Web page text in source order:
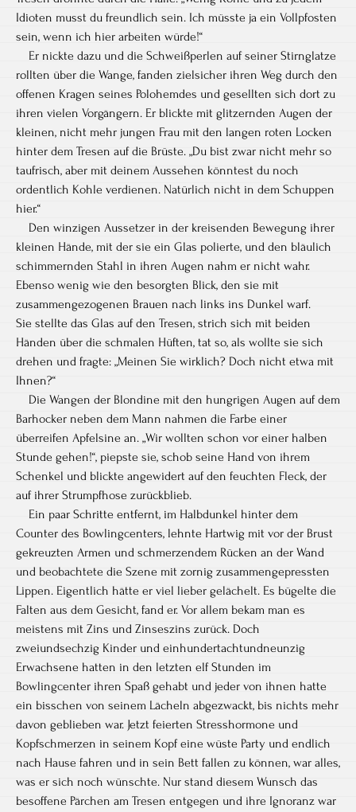
Idioten musst du freundlich sein. Ich müsste ja ein Vollpfosten
sein, wenn ich hier arbeiten würde!“
Er nickte dazu und die Schweißperlen auf seiner Stirnglatze
rollten über die Wange, fanden zielsicher ihren Weg durch den
offenen Kragen seines Polohemdes und gesellten sich dort zu
ihren vielen Vorgängern. Er blickte mit glitzernden Augen der
kleinen, nicht mehr jungen Frau mit den langen roten Locken
hinter dem Tresen auf die Brüste. „Du bist zwar nicht mehr so
taufrisch, aber mit deinem Aussehen könntest du noch
ordentlich Kohle verdienen. Natürlich nicht in dem Schuppen
hier.“
Den winzigen Aussetzer in der kreisenden Bewegung ihrer
kleinen Hände, mit der sie ein Glas polierte, und den bläulich
schimmernden Stahl in ihren Augen nahm er nicht wahr.
Ebenso wenig wie den besorgten Blick, den sie mit
zusammengezogenen Brauen nach links ins Dunkel warf.
Sie stellte das Glas auf den Tresen, strich sich mit beiden
Händen über die schmalen Hüften, tat so, als wollte sie sich
drehen und fragte: „Meinen Sie wirklich? Doch nicht etwa mit
Ihnen?“
Die Wangen der Blondine mit den hungrigen Augen auf dem
Barhocker neben dem Mann nahmen die Farbe einer
überreifen Apfelsine an. „Wir wollten schon vor einer halben
Stunde gehen!“, piepste sie, schob seine Hand von ihrem
Schenkel und blickte angewidert auf den feuchten Fleck, der
auf ihrer Strumpfhose zurückblieb.
Ein paar Schritte entfernt, im Halbdunkel hinter dem
Counter des Bowlingcenters, lehnte Hartwig mit vor der Brust
gekreuzten Armen und schmerzendem Rücken an der Wand
und beobachtete die Szene mit zornig zusammengepressten
Lippen. Eigentlich hätte er viel lieber gelächelt. Es bügelte die
Falten aus dem Gesicht, fand er. Vor allem bekam man es
meistens mit Zins und Zinseszins zurück. Doch
zweiundsechzig Kinder und einhundertachtundneunzig
Erwachsene hatten in den letzten elf Stunden im
Bowlingcenter ihren Spaß gehabt und jeder von ihnen hatte
ein bisschen von seinem Lächeln abgezwackt, bis nichts mehr
davon geblieben war. Jetzt feierten Stresshormone und
Kopfschmerzen in seinem Kopf eine wüste Party und endlich
nach Hause fahren und in sein Bett fallen zu können, war alles,
was er sich noch wünschte. Nur stand diesem Wunsch das
besoffene Pärchen am Tresen entgegen und ihre Ignoranz war